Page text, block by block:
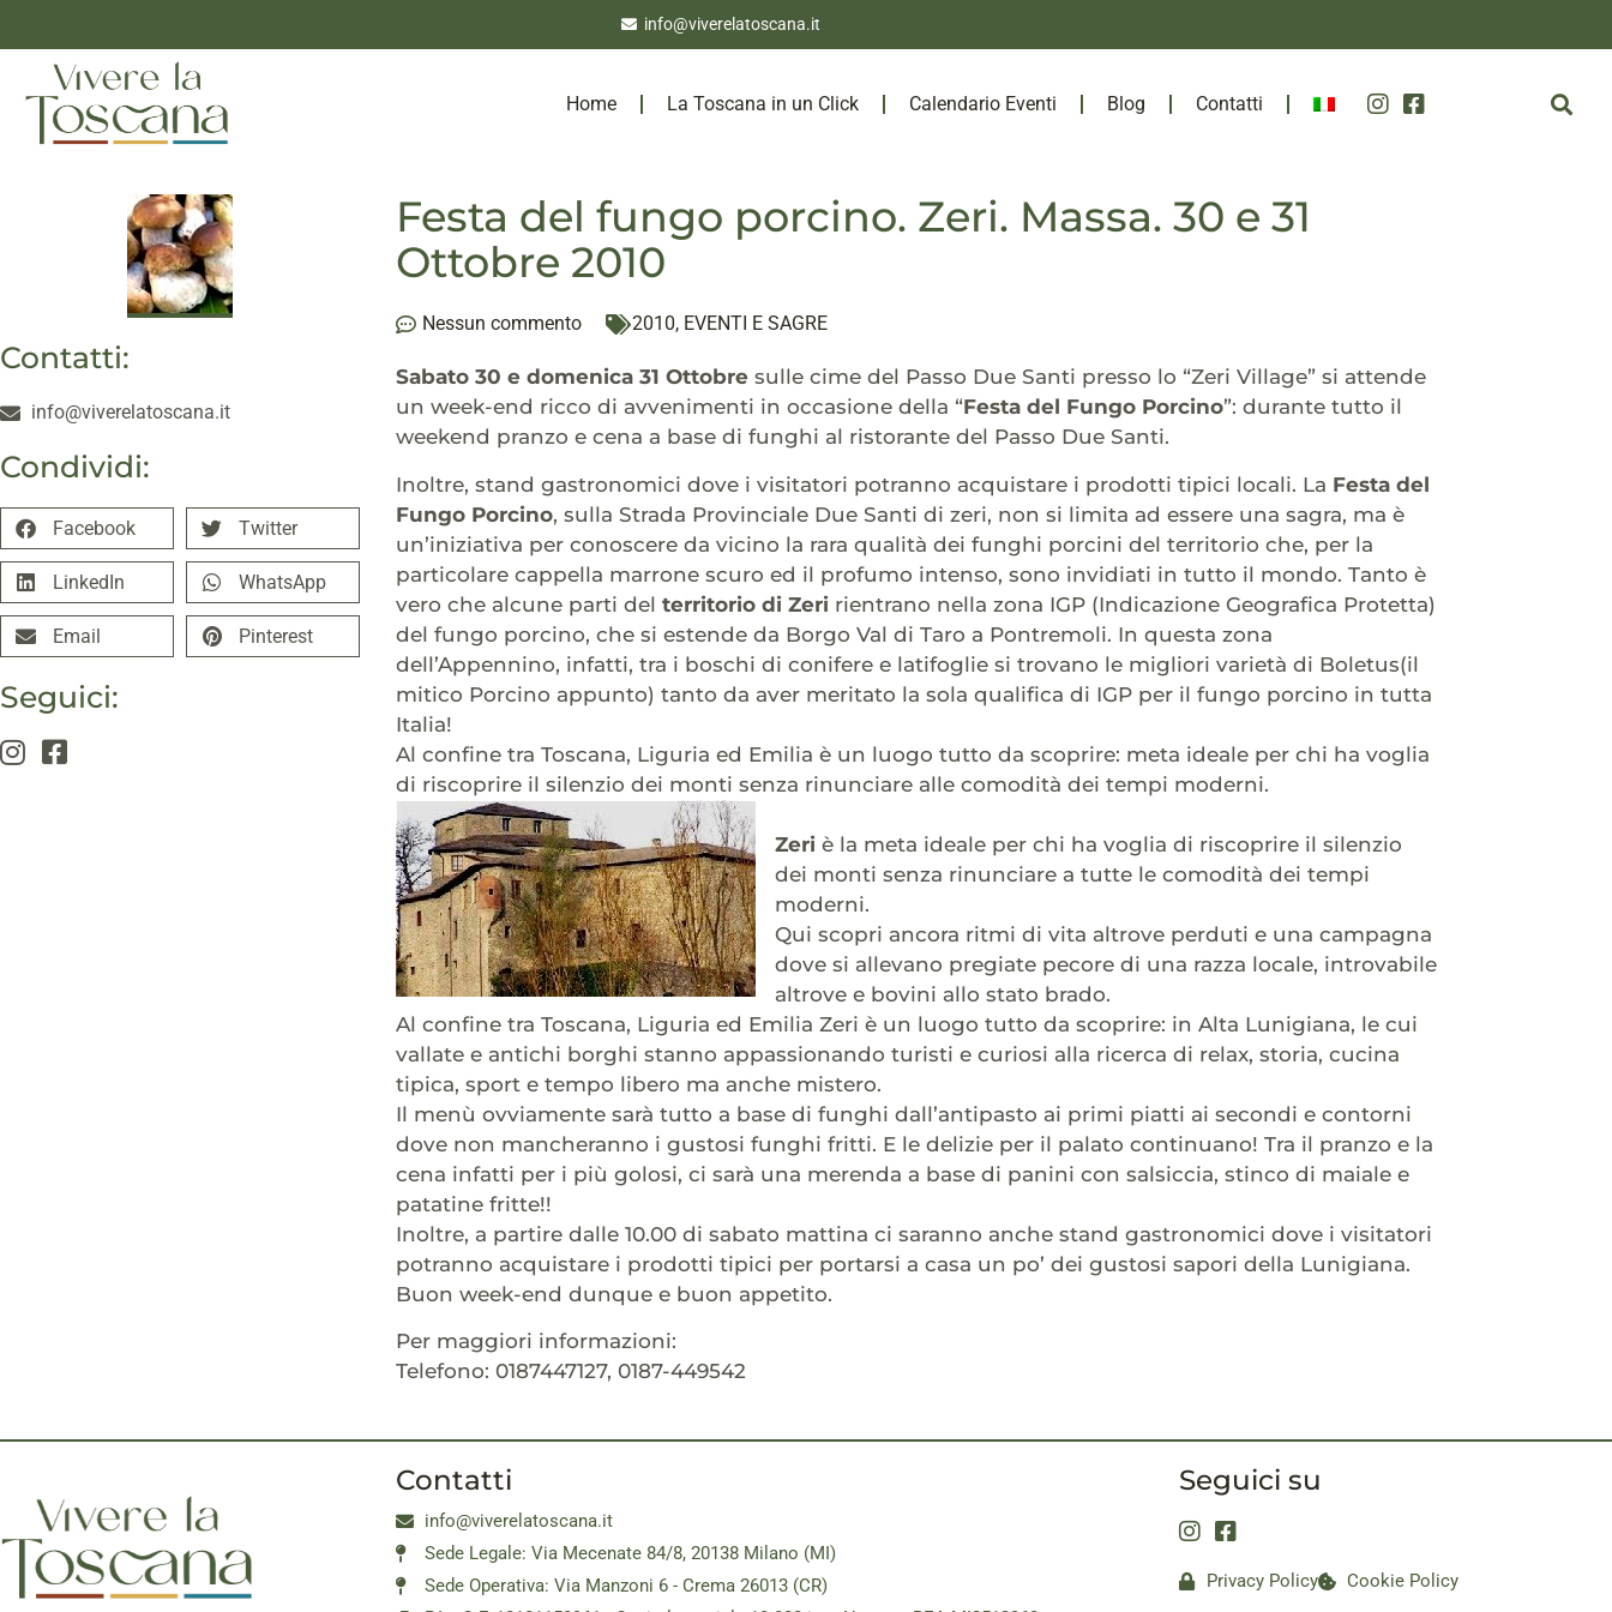
info@viverelatoscana.it
Home La Toscana in un Click Calendario Eventi Blog Contatti
Contatti:
info@viverelatoscana.it
Condividi:
Facebook Twitter
LinkedIn WhatsApp
Email Pinterest
Seguici:
Festa del fungo porcino. Zeri. Massa. 30 e 31
Ottobre 2010
Nessun commento 2010, EVENTI E SAGRE
Sabato 30 e domenica 31 Ottobre sulle cime del Passo Due Santi presso lo “Zeri Village” si attende
un week-end ricco di avvenimenti in occasione della “Festa del Fungo Porcino”: durante tutto il
weekend pranzo e cena a base di funghi al ristorante del Passo Due Santi.
Inoltre, stand gastronomici dove i visitatori potranno acquistare i prodotti tipici locali. La Festa del
Fungo Porcino, sulla Strada Provinciale Due Santi di zeri, non si limita ad essere una sagra, ma è
un’iniziativa per conoscere da vicino la rara qualità dei funghi porcini del territorio che, per la
particolare cappella marrone scuro ed il profumo intenso, sono invidiati in tutto il mondo. Tanto è
vero che alcune parti del territorio di Zeri rientrano nella zona IGP (Indicazione Geografica Protetta)
del fungo porcino, che si estende da Borgo Val di Taro a Pontremoli. In questa zona
dell’Appennino, infatti, tra i boschi di conifere e latifoglie si trovano le migliori varietà di Boletus(il
mitico Porcino appunto) tanto da aver meritato la sola qualifica di IGP per il fungo porcino in tutta
Italia!
Al confine tra Toscana, Liguria ed Emilia è un luogo tutto da scoprire: meta ideale per chi ha voglia
di riscoprire il silenzio dei monti senza rinunciare alle comodità dei tempi moderni.
Zeri è la meta ideale per chi ha voglia di riscoprire il silenzio
dei monti senza rinunciare a tutte le comodità dei tempi
moderni.
Qui scopri ancora ritmi di vita altrove perduti e una campagna
dove si allevano pregiate pecore di una razza locale, introvabile
altrove e bovini allo stato brado.
Al confine tra Toscana, Liguria ed Emilia Zeri è un luogo tutto da scoprire: in Alta Lunigiana, le cui
vallate e antichi borghi stanno appassionando turisti e curiosi alla ricerca di relax, storia, cucina
tipica, sport e tempo libero ma anche mistero.
Il menù ovviamente sarà tutto a base di funghi dall’antipasto ai primi piatti ai secondi e contorni
dove non mancheranno i gustosi funghi fritti. E le delizie per il palato continuano! Tra il pranzo e la
cena infatti per i più golosi, ci sarà una merenda a base di panini con salsiccia, stinco di maiale e
patatine fritte!!
Inoltre, a partire dalle 10.00 di sabato mattina ci saranno anche stand gastronomici dove i visitatori
potranno acquistare i prodotti tipici per portarsi a casa un po’ dei gustosi sapori della Lunigiana.
Buon week-end dunque e buon appetito.
Per maggiori informazioni:
Telefono: 0187447127, 0187-449542
Contatti
info@viverelatoscana.it
Sede Legale: Via Mecenate 84/8, 20138 Milano (MI)
Sede Operativa: Via Manzoni 6 - Crema 26013 (CR)
Seguici su
Privacy Policy Cookie Policy